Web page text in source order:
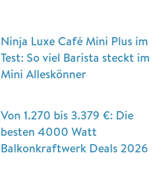
Ninja Luxe Café Mini Plus im
Test: So viel Barista steckt im
Mini Alleskönner
Von 1.270 bis 3.379 €: Die
besten 4000 Watt
Balkonkraftwerk Deals 2026